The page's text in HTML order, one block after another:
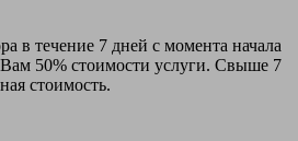
в течение 7 дней с момента начала
50% стоимости услуги. Свыше 7
стоимость.